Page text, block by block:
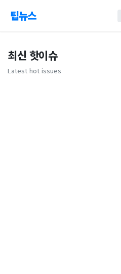
팁뉴스
최신 핫이슈
Latest hot issues